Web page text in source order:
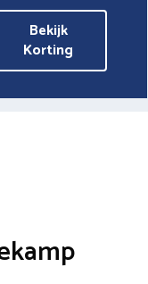
Bekijk
Korting